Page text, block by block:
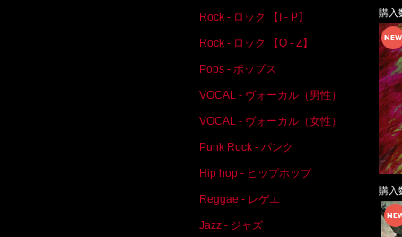
購入
購入
Rock - ロック 【I - P】
Rock - ロック 【Q - Z】
Pops - ポップス
VOCAL - ヴォーカル（男性）
VOCAL - ヴォーカル（女性）
Punk Rock - パンク
Hip hop - ヒップホップ
Reggae - レゲエ
Jazz - ジャズ